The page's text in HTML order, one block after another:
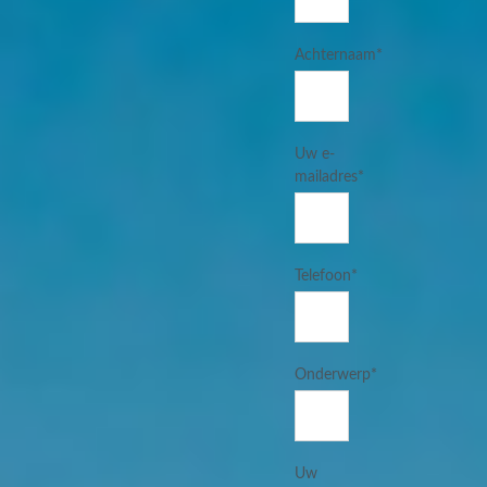
Achternaam*
Uw e-
mailadres*
Telefoon*
Onderwerp*
Uw